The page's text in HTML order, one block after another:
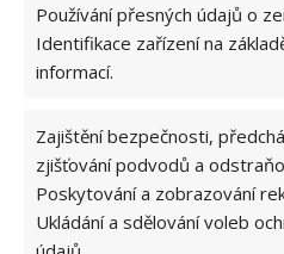
Používání přesných údajů o
Identifikace zařízení na
informací.
Zajištění bezpečnosti,
zjišťování podvodů a
Poskytování a zobrazování
Ukládání a sdělování voleb
Prakticky zařízeno
Dům je vybavený nejenom